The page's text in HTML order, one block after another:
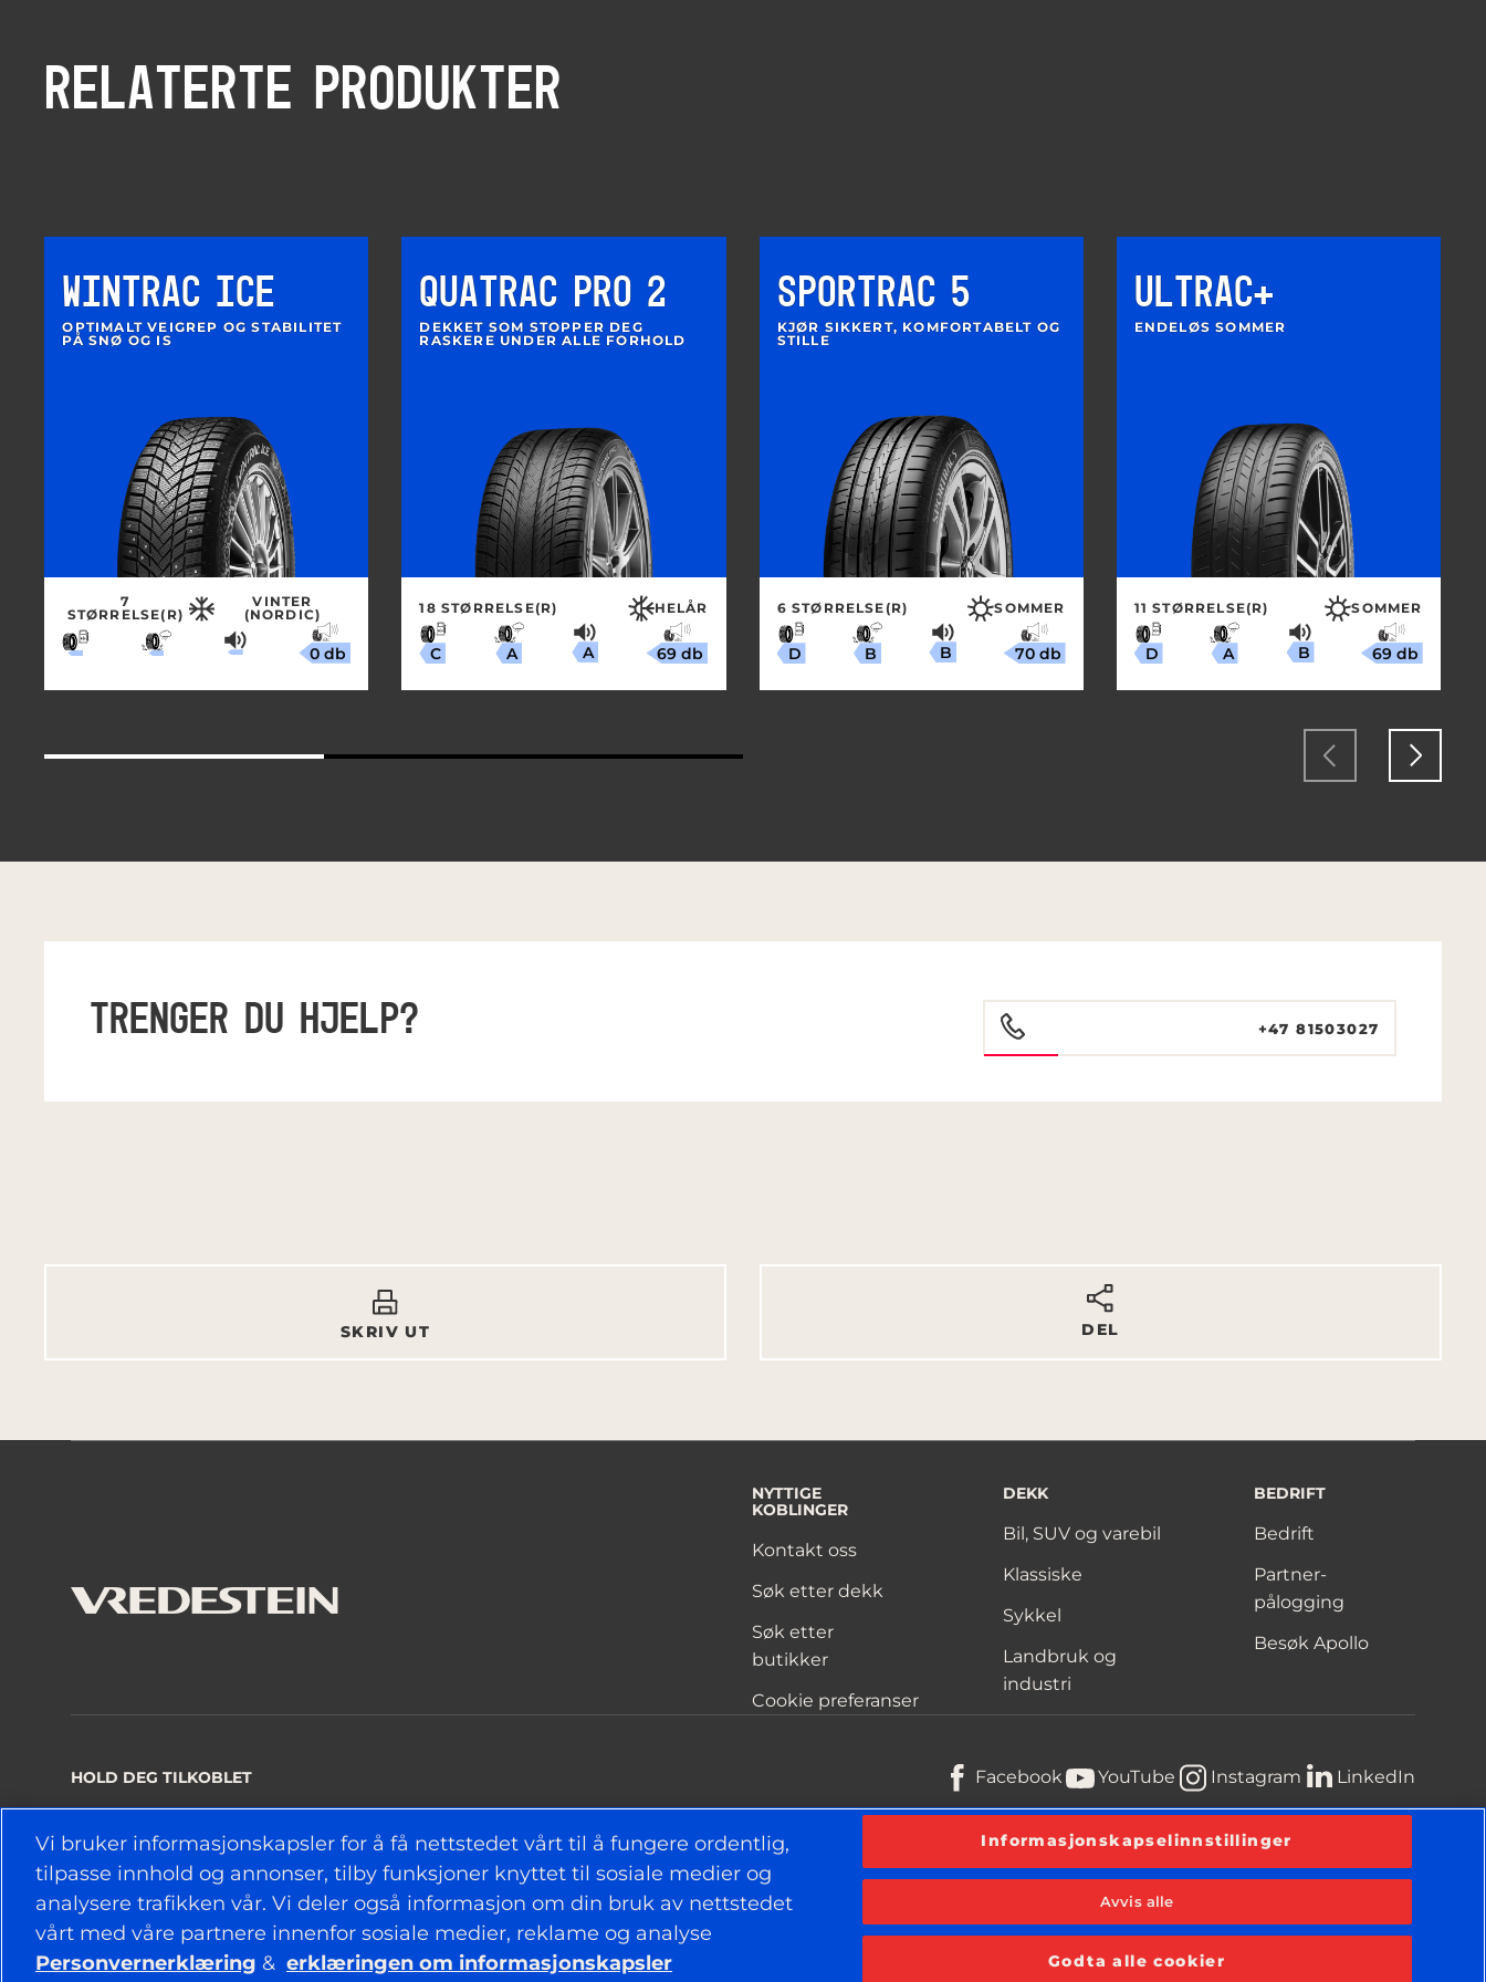
RELATERTE PRODUKTER
WINTRAC ICE
OPTIMALT VEIGREP OG STABILITET
PÅ SNØ OG IS
7
STØRRELSE(R)
VINTER
(NORDIC)
0 db
QUATRAC PRO 2
DEKKET SOM STOPPER DEG
RASKERE UNDER ALLE FORHOLD
18 STØRRELSE(R) HELÅR
C A A 69 db
SPORTRAC 5
KJØR SIKKERT, KOMFORTABELT OG
STILLE
6 STØRRELSE(R) SOMMER
D B B 70 db
ULTRAC+
ENDELØS SOMMER
11 STØRRELSE(R) SOMMER
D A B 69 db
TRENGER DU HJELP? +47 81503027
SKRIV UT DEL
NYTTIGE
KOBLINGER
Kontakt oss
Søk etter dekk
Søk etter
butikker
Cookie preferanser
DEKK
Bil, SUV og varebil
Klassiske
Sykkel
Landbruk og
industri
BEDRIFT
Bedrift
Partner-
pålogging
Besøk Apollo
HOLD DEG TILKOBLET Facebook YouTube Instagram LinkedIn
Vi bruker informasjonskapsler for å få nettstedet vårt til å fungere ordentlig,
tilpasse innhold og annonser, tilby funksjoner knyttet til sosiale medier og
analysere trafikken vår. Vi deler også informasjon om din bruk av nettstedet
vårt med våre partnere innenfor sosiale medier, reklame og analyse
Personvernerklæring & erklæringen om informasjonskapsler
Informasjonskapselinnstillinger
Avvis alle
Godta alle cookier